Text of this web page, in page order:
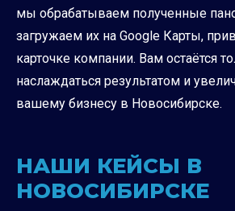
мы обрабатываем полученные
загружаем их на Google Карты,
карточке компании. Вам остаётся
наслаждаться результатом и
вашему бизнесу в Новосибирске.
НАШИ КЕЙСЫ В
НОВОСИБИРСКЕ